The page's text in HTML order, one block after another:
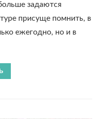
задаются
присуще помнить, в
ежегодно, но и в